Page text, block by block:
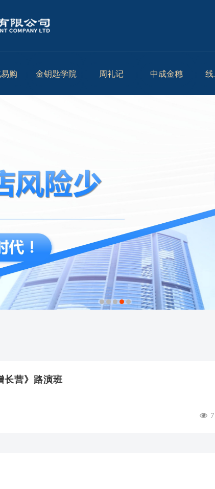
购 金钥匙学院 周礼记 中成金穗 线
1 2 3 4 5
长营》路演班